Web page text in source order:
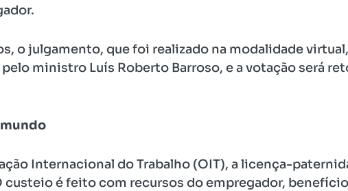
o julgamento, que foi realizado na modalidade
ministro Luís Roberto Barroso, e a votação será
Internacional do Trabalho (OIT), a licença-
custeio é feito com recursos do empregador,